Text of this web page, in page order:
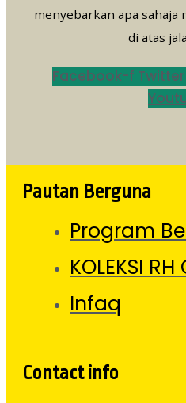
menyebarkan apa sahaja
di atas
Facebook-f Twitter
Pautan Berguna
Program
KOLEKSI
Infaq
Contact info